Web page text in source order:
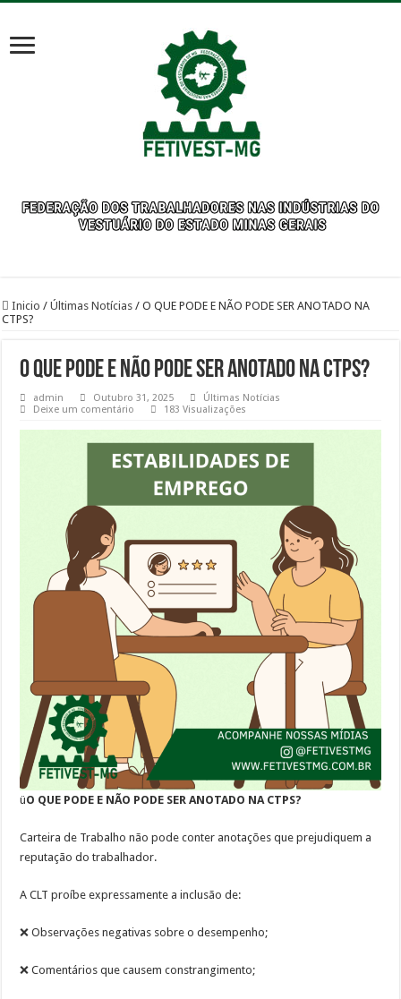
Inicio / Últimas Notícias / O QUE PODE E NÃO PODE SER ANOTADO NA
CTPS?
O QUE PODE E NÃO PODE SER ANOTADO NA CTPS?
admin Outubro 31, 2025
Últimas Notícias
Deixe um comentário
183 Visualizações
üO QUE PODE E NÃO PODE SER ANOTADO NA CTPS?
Carteira de Trabalho não pode conter anotações que prejudiquem a
reputação do trabalhador.
A CLT proíbe expressamente a inclusão de:
❌ Observações negativas sobre o desempenho;
❌ Comentários que causem constrangimento;